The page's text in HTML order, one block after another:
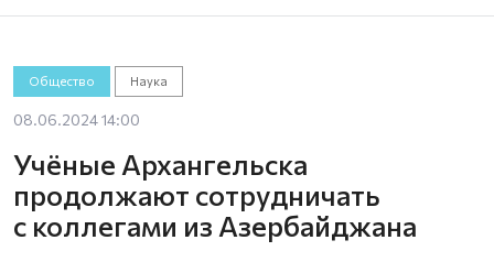
Общество Наука
08.06.2024 14:00
Учёные Архангельска
продолжают сотрудничать
с коллегами из Азербайджана